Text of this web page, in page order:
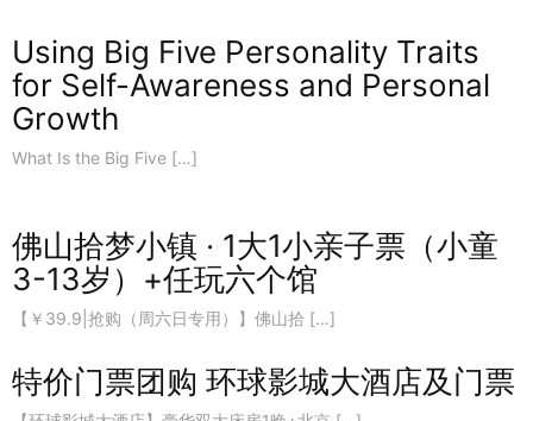
Using Big Five Personality Traits
for Self-Awareness and Personal
Growth
What Is the Big Five […]
佛山拾梦小镇 · 1大1小亲子票（小童
3-13岁）+任玩六个馆
【￥39.9|抢购（周六日专用）】佛山拾 […]
特价门票团购 环球影城大酒店及门票